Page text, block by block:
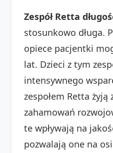
Zespół Retta
stosunkowo długa.
opiece pacjentki
lat. Dzieci z tym
intensywnego
zespołem Retta
zahamowań
te wpływają na
pozwalają one na